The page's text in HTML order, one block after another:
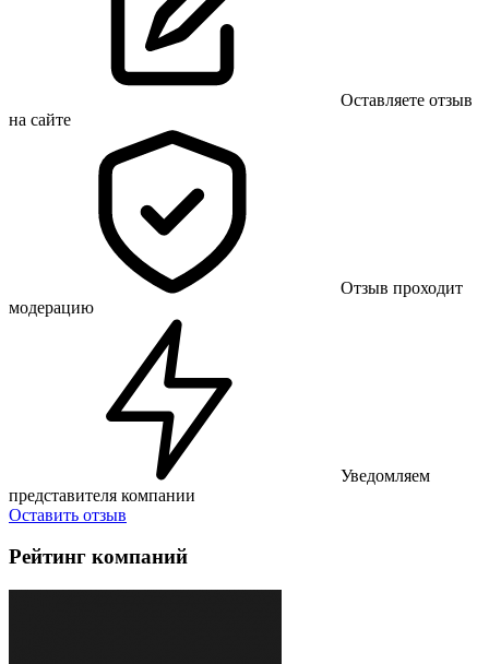
Оставляете отзыв
на сайте
Отзыв проходит
модерацию
Уведомляем
представителя компании
Оставить отзыв
Рейтинг компаний